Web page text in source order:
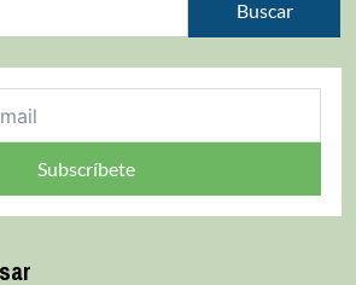
Subscríbete